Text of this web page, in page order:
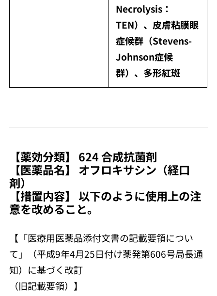
Necrolysis：
TEN）、皮膚粘膜眼
症候群（Stevens-
Johnson症候
群）、多形紅斑
【薬効分類】 624 合成抗菌剤
【医薬品名】 オフロキサシン（経口
剤）
【措置内容】 以下のように使用上の注
意を改めること。
【「医療用医薬品添付文書の記載要領につい
て」（平成9年4月25日付け薬発第606号局長通
知）に基づく改訂
（旧記載要領）】